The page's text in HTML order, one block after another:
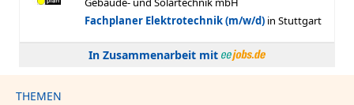
In Zusammenarbeit mit
THEMEN